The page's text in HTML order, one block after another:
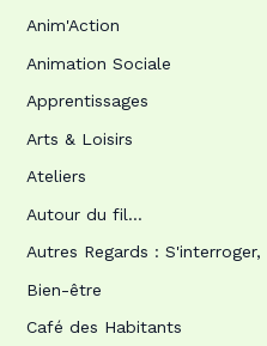
Anim'Action
Animation Sociale
Apprentissages
Arts & Loisirs
Ateliers
Autour du fil…
Autres Regards :
Bien-être
Café des Habitants